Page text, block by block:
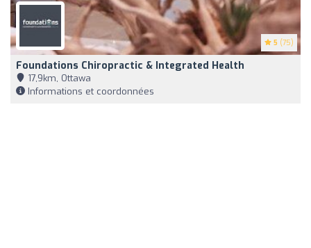
5 (75)
Foundations Chiropractic & Integrated Health
17,9km, Ottawa
Informations et coordonnées